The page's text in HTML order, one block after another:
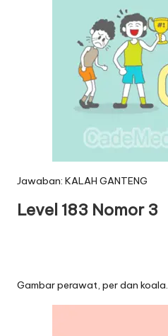
Jawaban: KALAH GANTENG
Level 183 Nomor 3
Gambar perawat, per dan koala.